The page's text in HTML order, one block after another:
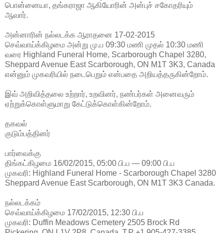
பொன்னையா, தங்கராஜா ஆகியோரின் அன்புச் சகோதரியும்
ஆவார்.
அன்னாரின் நல்லடக்க ஆராதனை 17-02-2015
செவ்வாய்க்கிழமை அன்று மு.ப 09:30 மணி முதல் 10:30 மணி
வரை Highland Funeral Home, Scarborough Chapel 3280,
Sheppard Avenue East Scarborough, ON M1T 3K3, Canada
என்னும் முகவரியில் நடைபெறும் என்பதை அறியத்தருகின்றோம்.
இவ் அறிவித்தலை உற்றார், உறவினர், நண்பர்கள் அனைவரும்
ஏற்றுக்கொள்ளுமாறு கேட்டுக்கொள்கின்றோம்.
தகவல்
குடும்பத்தினர்
பார்வைக்கு
திங்கட்கிழமை 16/02/2015, 05:00 பி.ப — 09:00 பி.ப
முகவரி: Highland Funeral Home - Scarborough Chapel 3280
Sheppard Avenue East Scarborough, ON M1T 3K3 Canada.
நல்லடக்கம்
செவ்வாய்க்கிழமை 17/02/2015, 12:30 பி.ப
முகவரி: Duffin Meadows Cemetery 2505 Brock Rd